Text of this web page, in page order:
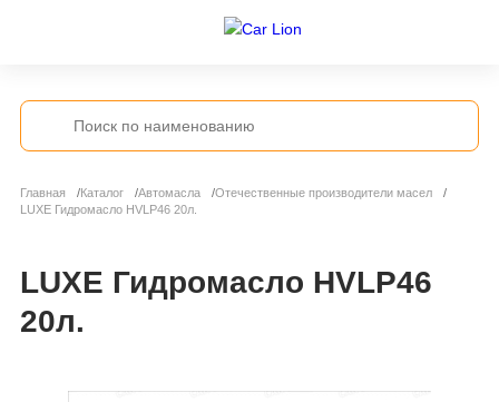
Главная Каталог Автомасла
Отечественные производители масел
LUXE Гидромасло HVLP46 20л.
LUXE Гидромасло HVLP46
20л.